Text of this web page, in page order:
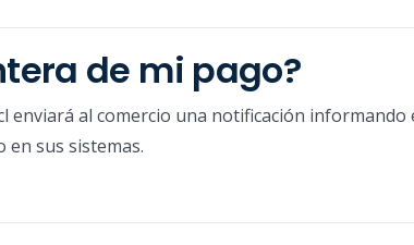
de mi pago?
enviará al comercio una notificación informando
en sus sistemas.